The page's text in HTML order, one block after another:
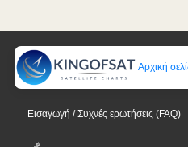
Αρχική
Εισαγωγή / Συχνές ερωτήσεις (FAQ)